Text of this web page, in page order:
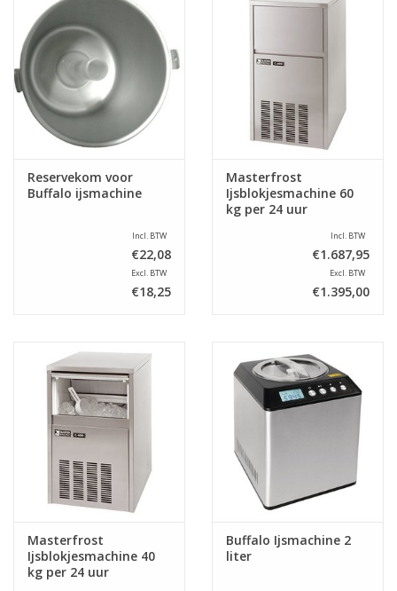
Reservekom voor
Buffalo ijsmachine
Incl. BTW
€22,08
Excl. BTW
€18,25
Masterfrost
Ijsblokjesmachine 60
kg per 24 uur
Incl. BTW
€1.687,95
Excl. BTW
€1.395,00
Masterfrost
Ijsblokjesmachine 40
kg per 24 uur
Buffalo Ijsmachine 2
liter